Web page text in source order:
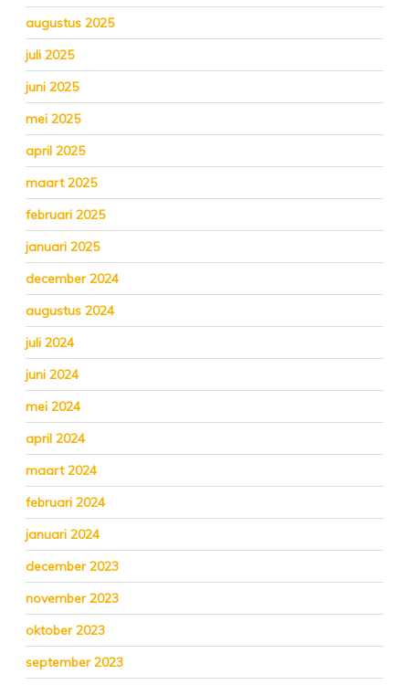
augustus 2025
juli 2025
juni 2025
mei 2025
april 2025
maart 2025
februari 2025
januari 2025
december 2024
augustus 2024
juli 2024
juni 2024
mei 2024
april 2024
maart 2024
februari 2024
januari 2024
december 2023
november 2023
oktober 2023
september 2023